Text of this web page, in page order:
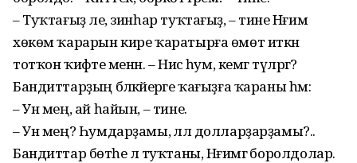
– Туҡтағыҙ әле, зинһар туҡтағыҙ, – тине Нәғим
хөкөм ҡарарын кире ҡаратырға өмөт иткән
тотҡон ҡиәфәте менән. – Нисә һум, кемгә түләргә?
Бандиттарҙың бәләкәйерәге ҡағыҙға ҡараны һәм:
– Ун мең, ай һайын, – тине.
– Ун мең? Һумдарҙамы, әллә долларҙарҙамы?..
Бандиттар бөтәһе лә туҡтаны, Нәғимгә боролдолар.